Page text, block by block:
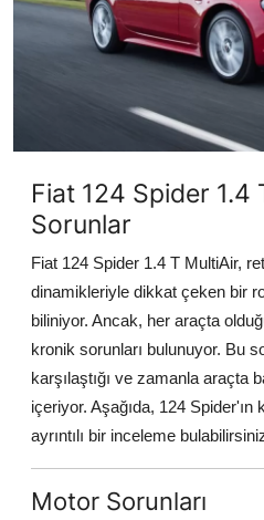
Sürüş & Güvenlik
Lastik & Jant
Yağlar & Sıvılar
Elektrik & Akü
Klima & Konfor
Aydınlatma & Görüş
Şanzıman & Aktarma
Dizel Sistemler
Fiat 124 Spider 1.4
Sorunlar
Fiat 124 Spider 1.4 T MultiAir,
dinamikleriyle dikkat çeken bir
biliniyor. Ancak, her araçta
kronik sorunları bulunuyor. Bu
karşılaştığı ve zamanla araçta
içeriyor. Aşağıda, 124 Spider'ın
ayrıntılı bir inceleme
Motor Sorunları